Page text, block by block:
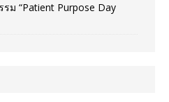
ม “Patient Purpose Day